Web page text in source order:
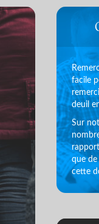
facile
deuil
Sur
que
cette